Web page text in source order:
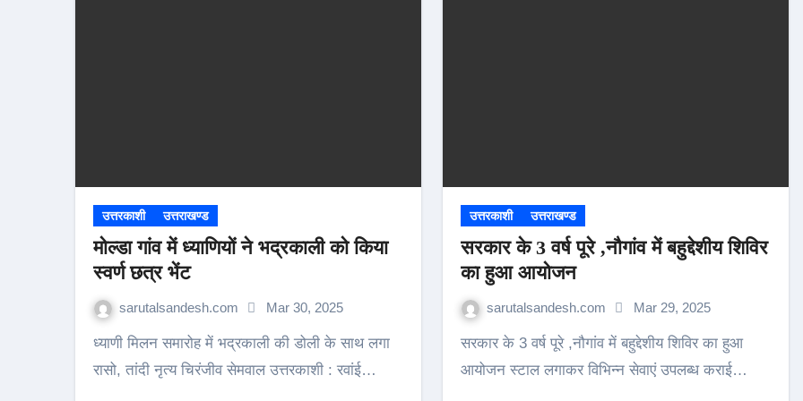
उत्तरकाशी उत्तराखण्ड
मोल्डा गांव में ध्याणियों ने भद्रकाली को किया
स्वर्ण छत्र भेंट
sarutalsandesh.com Mar 30, 2025
ध्याणी मिलन समारोह में भद्रकाली की डोली के साथ लगा
रासो, तांदी नृत्य चिरंजीव सेमवाल उत्तरकाशी : रवांई…
उत्तरकाशी उत्तराखण्ड
सरकार के 3 वर्ष पूरे ,नौगांव में बहुद्देशीय शिविर
का हुआ आयोजन
sarutalsandesh.com Mar 29, 2025
सरकार के 3 वर्ष पूरे ,नौगांव में बहुद्देशीय शिविर का हुआ
आयोजन स्टाल लगाकर विभिन्न सेवाएं उपलब्ध कराई…